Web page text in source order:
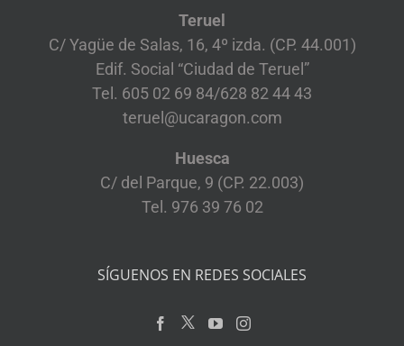
Teruel
C/ Yagüe de Salas, 16, 4º izda. (CP. 44.001)
Edif. Social “Ciudad de Teruel”
Tel. 605 02 69 84/628 82 44 43
teruel@ucaragon.com
Huesca
C/ del Parque, 9 (CP. 22.003)
Tel. 976 39 76 02
SÍGUENOS EN REDES SOCIALES